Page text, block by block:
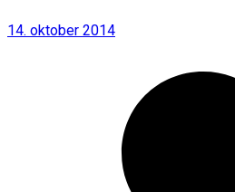
14. oktober 2014